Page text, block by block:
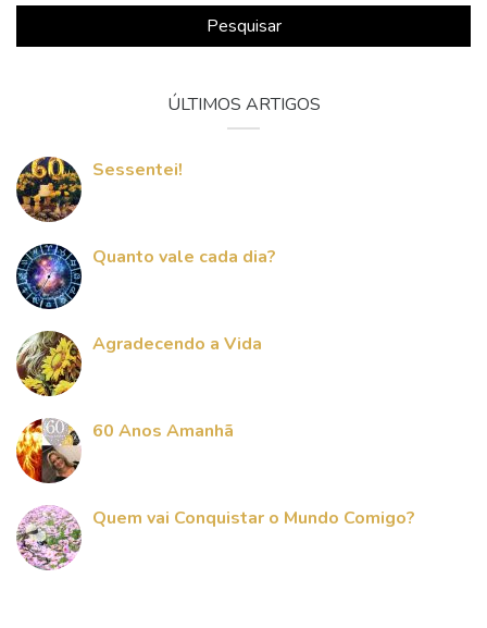
Pesquisar
ÚLTIMOS ARTIGOS
Sessentei!
Quanto vale cada dia?
Agradecendo a Vida
60 Anos Amanhã
Quem vai Conquistar o Mundo Comigo?